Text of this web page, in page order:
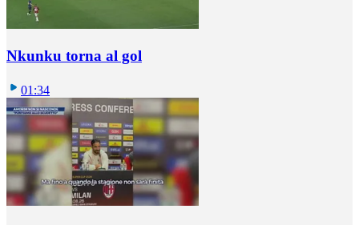
Nkunku torna al gol
01:34